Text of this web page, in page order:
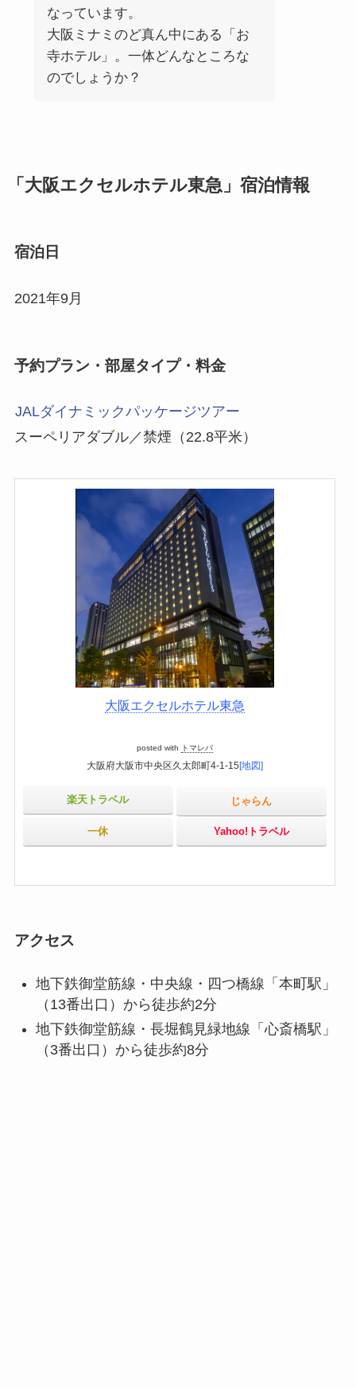
なっています。
大阪ミナミのど真ん中にある「お
寺ホテル」。一体どんなところな
のでしょうか？
「大阪エクセルホテル東急」宿泊情報
宿泊日
2021年9月
予約プラン・部屋タイプ・料金
JALダイナミックパッケージツアー
スーペリアダブル／禁煙（22.8平米）
大阪エクセルホテル東急
posted with トマレバ
大阪府大阪市中央区久太郎町4-1-15 [地図]
楽天トラベル じゃらん
一休 Yahoo!トラベル
アクセス
地下鉄御堂筋線・中央線・四つ橋線「本町駅」
（13番出口）から徒歩約2分
地下鉄御堂筋線・長堀鶴見緑地線「心斎橋駅」
（3番出口）から徒歩約8分